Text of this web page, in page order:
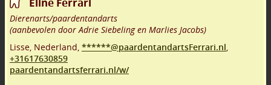
Dierenarts/paardentandarts
(aanbevolen door Adrie Siebeling en Marlies Jacobs)
Lisse Nederland, ******@paardentandartsFerrari.nl
+31617630859
paardentandartsferrari.nl/w/